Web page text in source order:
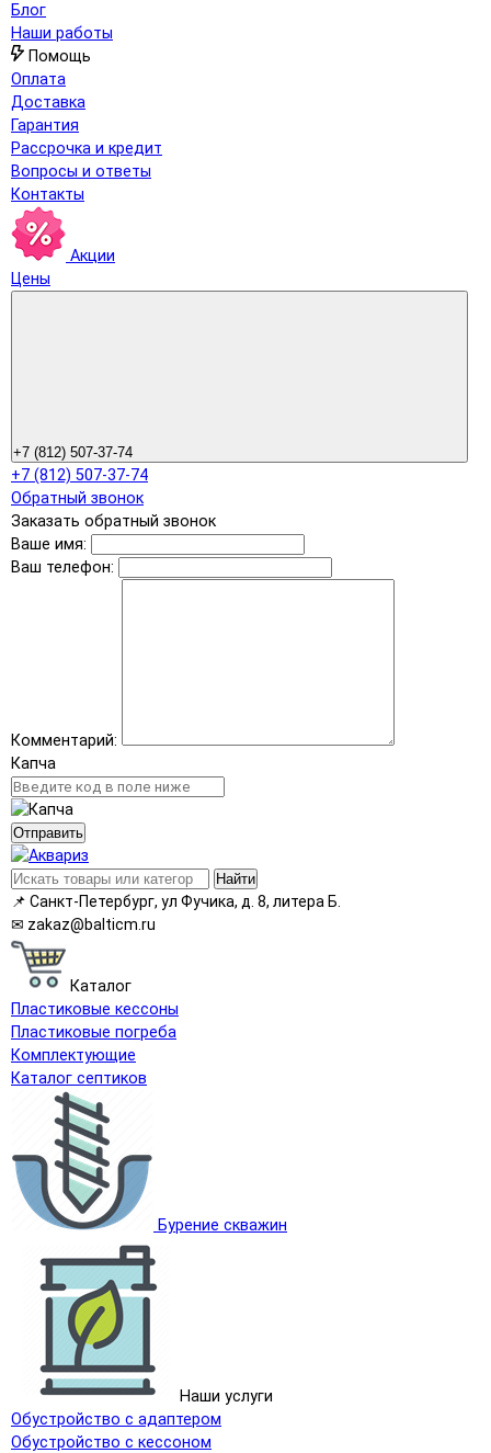
Блог
Наши работы
Помощь
Оплата
Доставка
Гарантия
Рассрочка и кредит
Вопросы и ответы
Контакты
Акции
Цены
+7 (812) 507-37-74
+7 (812) 507-37-74
Обратный звонок
Заказать обратный звонок
Ваше имя:
Ваш телефон:
Комментарий:
Капча
Отправить
Найти
📌 Санкт-Петербург, ул Фучика, д. 8, литера Б.
✉ zakaz@balticm.ru
Каталог
Пластиковые кессоны
Пластиковые погреба
Комплектующие
Каталог септиков
Бурение скважин
Наши услуги
Обустройство с адаптером
Обустройство с кессоном